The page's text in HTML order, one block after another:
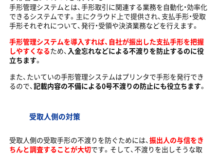
手形管理システムとは、手形取引に関連する業務を自動化・効率化
できるシステムです。主にクラウド上で提供され、支払手形・受取
手形それぞれについて、発行・受領や決済業務などを行えます。
手形管理システムを導入すれば、自社が振出した支払手形を把握
しやすくなるため、 入金忘れなどによる不渡りを防止するのに役
立ちます。
また、たいていの手形管理システムはプリンタで手形を発行でき
るので、 記載内容の不備による0号不渡りの防止にも役立ちます。
受取人側の対策
受取人側の受取手形の不渡りを防ぐためには、 振出人の与信をき
ちんと調査することが大切です。そして、不渡りを出しそうな取